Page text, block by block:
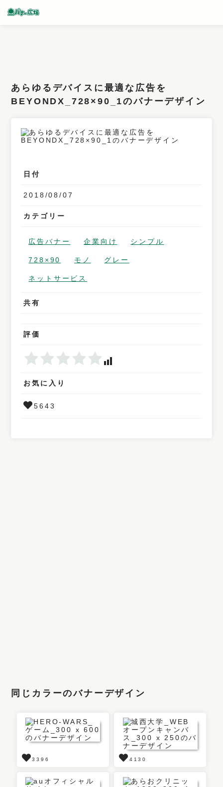
フィルター
カラー
デザイン
タイプ
要素
あらゆるデバイスに最適な広告を
BEYONDX_728×90_1のバナーデザイン
日付
2018/08/07
カテゴリー
広告バナー 企業向け シンプル
728×90 モノ グレー
ネットサービス
共有
評価
お気に入り
5643
同じカラーのバナーデザイン
3396 4130